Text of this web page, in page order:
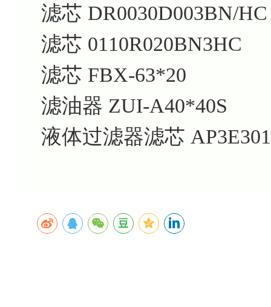
滤芯 DR0030D003BN/HC
滤芯 0110R020BN3HC
滤芯 FBX-63*20
滤油器 ZUI-A40*40S
液体过滤器滤芯